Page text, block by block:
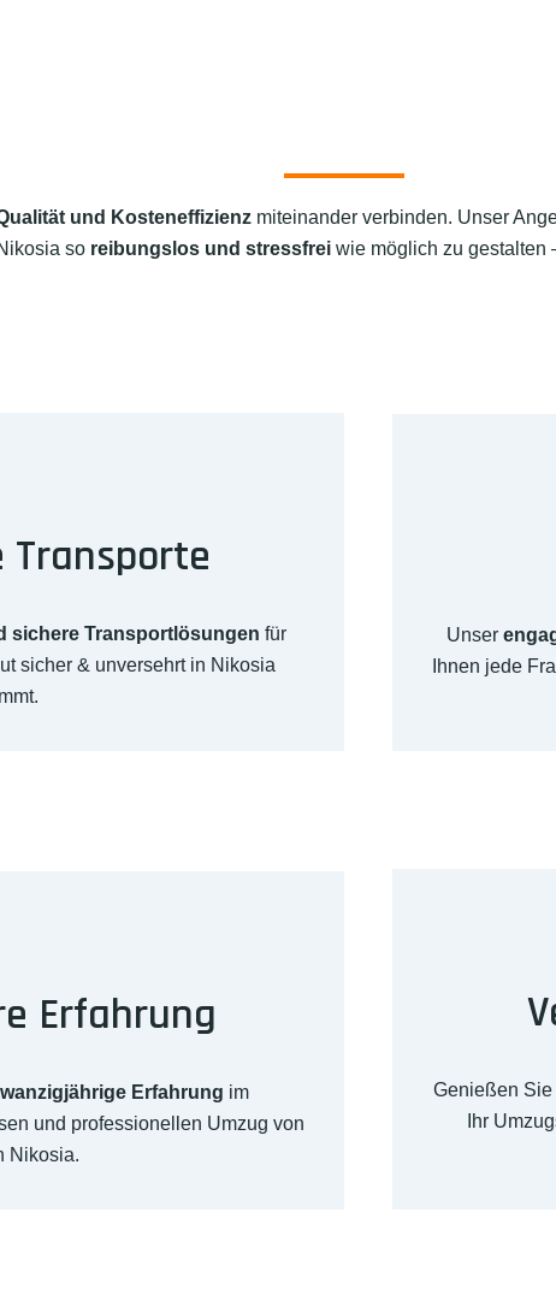
und Kosteneffizienzmiteinander verbinden. Unser
so reibungslos und stressfrei wie möglich zu gestalten
Transporte
sichere Transportlösungen für
sicher & unversehrt in Nikosia
Unser
Ihnen jede
Erfahrung
Erfahrung im
und professionellen Umzug von
Nikosia.
Genießen Sie
Ihr